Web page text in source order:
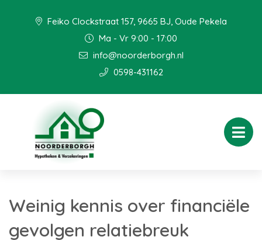
Feiko Clockstraat 157, 9665 BJ, Oude Pekela
Ma - Vr 9:00 - 17:00
info@noorderborgh.nl
0598-431162
Weinig kennis over financiële
gevolgen relatiebreuk